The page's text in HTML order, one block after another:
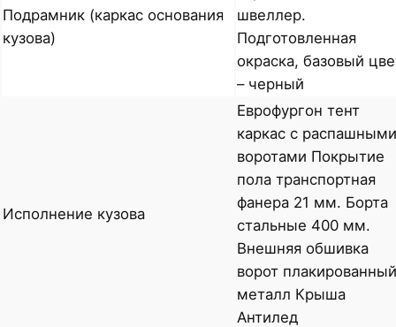
Подрамник (каркас основания
кузова)
швеллер.
Подготовленная
окраска, базовый
– черный
Исполнение кузова
Еврофургон тент
каркас с распашными
воротами Покрытие
пола транспортная
фанера 21 мм. Борта
стальные 400 мм.
Внешняя обшивка
ворот плакированный
металл Крыша
Антилед